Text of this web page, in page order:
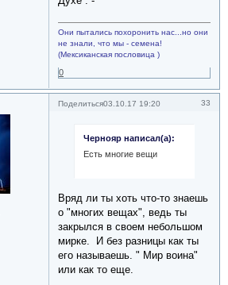
Они пытались похоронить нас...но они
не знали, что мы - семена!
(Мексиканская пословица )
0
Поделиться 33
03.10.17 19:20
Чернояр написал(а):
Есть многие вещи
Вряд ли ты хоть что-то знаешь
о "многих вещах", ведь ты
закрылся в своем небольшом
мирке. И без разницы как ты
его называешь. " Мир воина"
или как то еще.